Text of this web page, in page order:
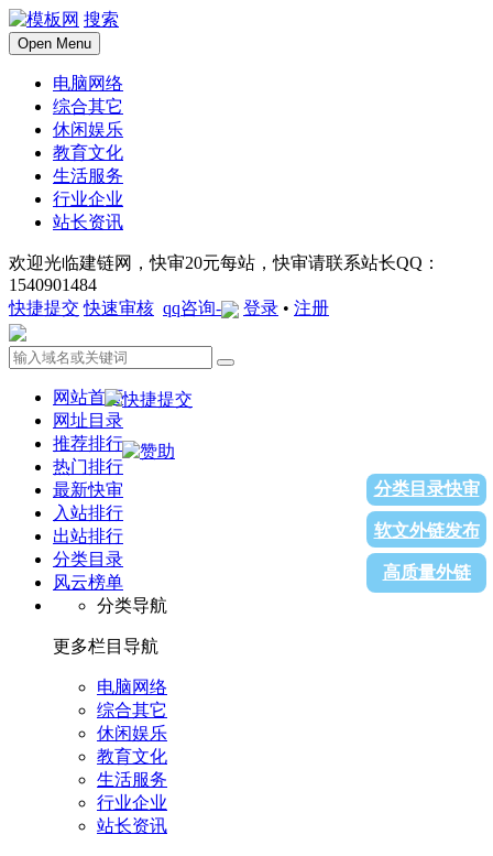
搜索
Open Menu
电脑网络
综合其它
休闲娱乐
教育文化
生活服务
行业企业
站长资讯
欢迎光临建链网，快审20元每站，快审请联系站长QQ：
1540901484
快捷提交 快速审核 qq咨询- 登录 • 注册
网站首页
网址目录
推荐排行
热门排行
最新快审
入站排行
出站排行
分类目录
风云榜单
分类导航
更多栏目导航
电脑网络
综合其它
休闲娱乐
教育文化
生活服务
行业企业
站长资讯
分类目录快审
软文外链发布
高质量外链